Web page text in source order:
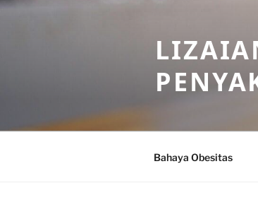
Skip
Bahaya Obesitas